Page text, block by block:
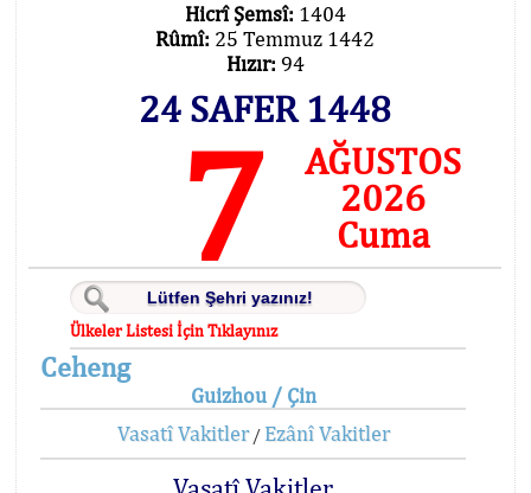
Hicrî Şemsî: 1404
Rûmî: 25 Temmuz 1442
Hızır: 94
24 SAFER 1448
7
AĞUSTOS
2026
Cuma
Ülkeler Listesi İçin Tıklayınız
Ceheng
Guizhou / Çin
Vasatî Vakitler/ Ezânî Vakitler